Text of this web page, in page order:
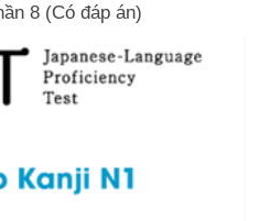
8 (Có đáp án)